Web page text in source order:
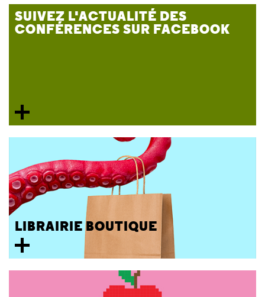
SUIVEZ L'ACTUALITÉ DES
CONFÉRENCES SUR FACEBOOK
LIBRAIRIE BOUTIQUE